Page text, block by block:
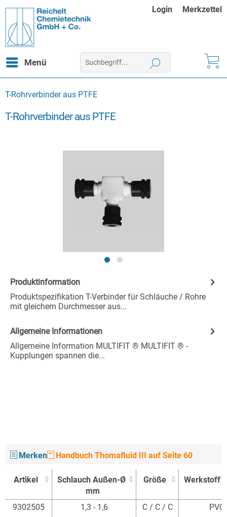
Login Merkzettel
Menü
T-Rohrverbinder aus PTFE
T-Rohrverbinder aus PTFE
Produktinformation
Produktspezifikation T-Verbinder für Schläuche / Rohre
mit gleichem Durchmesser aus...
Allgemeine Informationen
Allgemeine Information MULTIFIT ® MULTIFIT ® -
Kupplungen spannen die...
Merken Handbuch Thomafluid III auf Seite 60
Artikel
Schlauch Außen-Ø
mm
Größe Werkstoff
Artikel
Schlauch Außen-Ø
Größe Werkstoff
9302505 1,3 - 1,6 C / C / C